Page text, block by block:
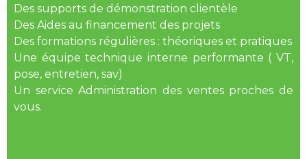
Des supports de démonstration clientèle
Des Aides au financement des projets
Des formations régulières : théoriques et pratiques
Une équipe technique interne performante ( VT,
pose, entretien, sav)
Un service Administration des ventes proches de
vous.